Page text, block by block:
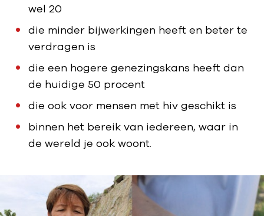
wel 20
die minder bijwerkingen heeft en beter te
verdragen is
die een hogere genezingskans heeft dan
de huidige 50 procent
die ook voor mensen met hiv geschikt is
binnen het bereik van iedereen, waar in
de wereld je ook woont.